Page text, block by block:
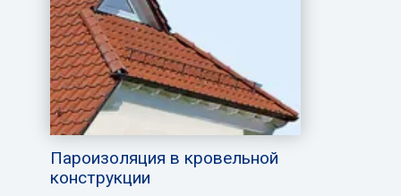
Пароизоляция в кровельной
конструкции